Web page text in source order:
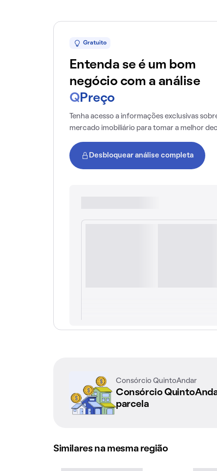
Gratuito
Entenda se é um bom
negócio com a análise
Q Preço
Tenha acesso a informações exclusivas
mercado imobiliário para tomar a melhor
Desbloquear análise completa
Consórcio QuintoAndar
Consórcio
parcela
Similares na mesma região